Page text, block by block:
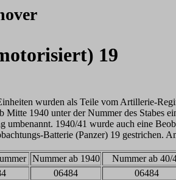
19
wurden als Teile vom Artillerie-
Mitte 1940 unter der Nummer des
1940/41 wurde auch eine
Batterie (Panzer) 19 gestrichen.
Nummer ab 1940
Nummer ab 40/
06484
06484